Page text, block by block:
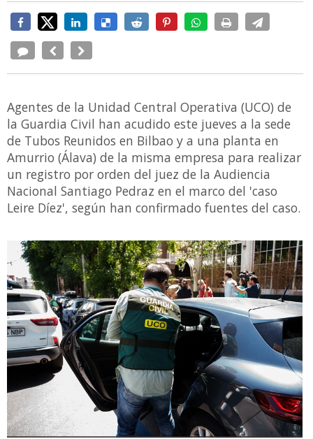
Agentes de la Unidad Central Operativa (UCO) de
la Guardia Civil han acudido este jueves a la sede
de Tubos Reunidos en Bilbao y a una planta en
Amurrio (Álava) de la misma empresa para realizar
un registro por orden del juez de la Audiencia
Nacional Santiago Pedraz en el marco del 'caso
Leire Díez', según han confirmado fuentes del caso.